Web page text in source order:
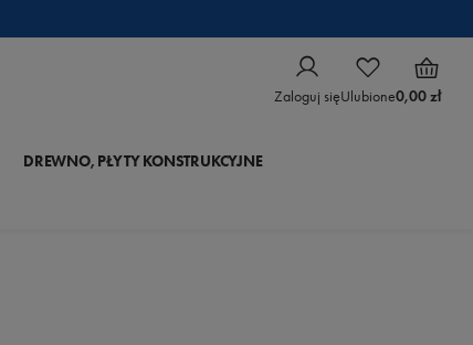
Zaloguj sięUlubione0,00 zł
DREWNO, PŁYTY KONSTRUKCYJNE